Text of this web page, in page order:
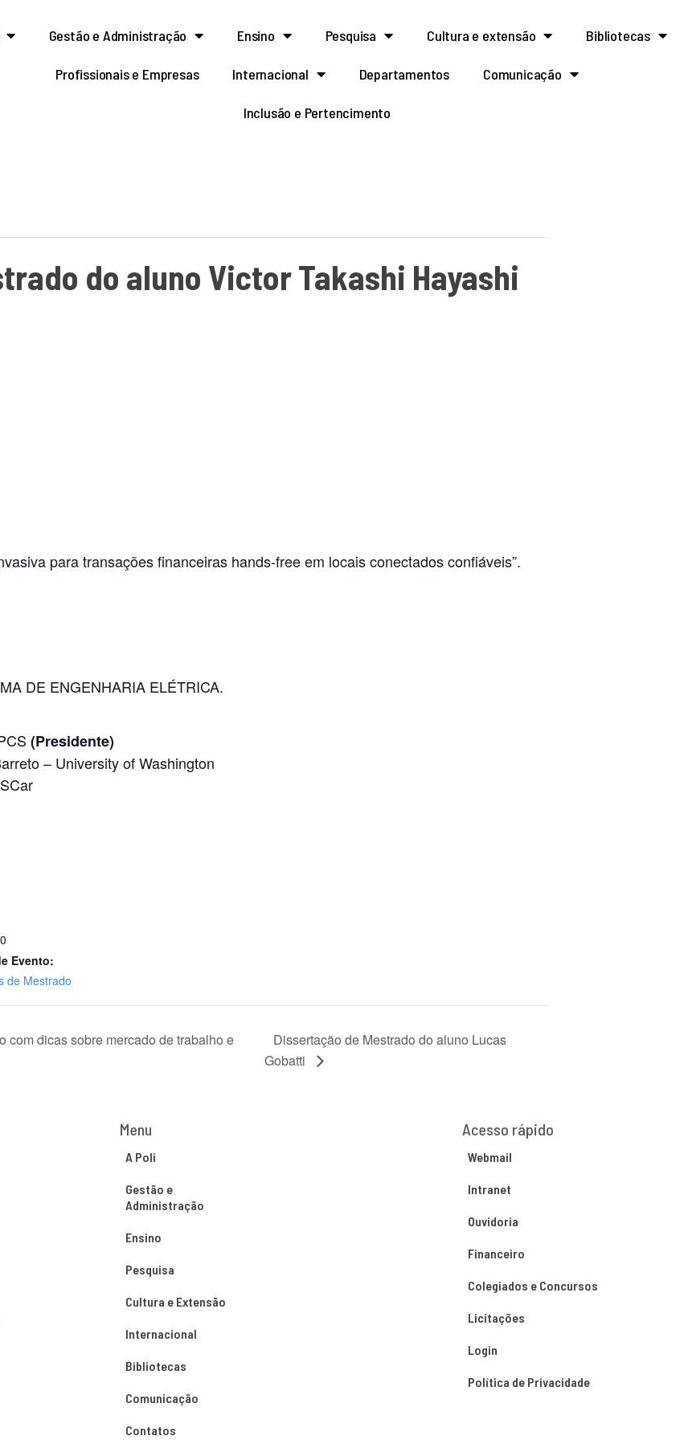
Gestão e Administração Ensino Pesquisa Cultura e extensão Bibliotecas
Profissionais e Empresas Internacional Departamentos Comunicação
Inclusão e Pertencimento
do aluno Victor Takashi Hayashi
para transações financeiras hands-free em locais conectados confiáveis”.
DE ENGENHARIA ELÉTRICA.
(Presidente)
– University of Washington
Evento:
de Mestrado
com dicas sobre mercado de trabalho e
Dissertação de Mestrado do aluno Lucas
Gobatti
Menu
A Poli
Gestão e
Administração
Ensino
Pesquisa
Cultura e Extensão
Internacional
Bibliotecas
Comunicação
Contatos
Acesso rápido
Webmail
Intranet
Ouvidoria
Financeiro
Colegiados e Concursos
Licitações
Login
Política de Privacidade